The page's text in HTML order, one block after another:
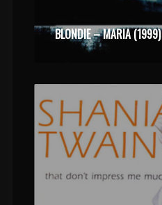
BLONDIE – MARIA (1999)